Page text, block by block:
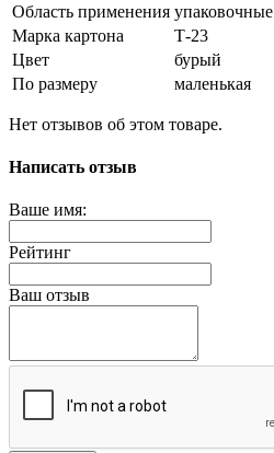
Область применения упаковочные
Марка картона
Т-23
Цвет
бурый
По размеру
маленькая
Нет отзывов об этом товаре.
Написать отзыв
Ваше имя:
Рейтинг
Ваш отзыв